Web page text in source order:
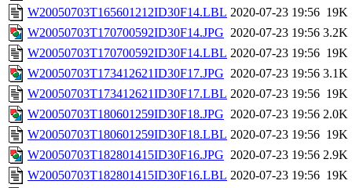
W20050703T165601212ID30F14.LBL 2020-07-23 19:56 19K
W20050703T170700592ID30F14.JPG 2020-07-23 19:56 3.2K
W20050703T170700592ID30F14.LBL 2020-07-23 19:56 19K
W20050703T173412621ID30F17.JPG 2020-07-23 19:56 3.1K
W20050703T173412621ID30F17.LBL 2020-07-23 19:56 19K
W20050703T180601259ID30F18.JPG 2020-07-23 19:56 2.0K
W20050703T180601259ID30F18.LBL 2020-07-23 19:56 19K
W20050703T182801415ID30F16.JPG 2020-07-23 19:56 2.9K
W20050703T182801415ID30F16.LBL 2020-07-23 19:56 19K